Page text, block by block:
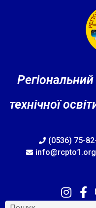
технічної
(0536) 75-
info@rcpto1.org